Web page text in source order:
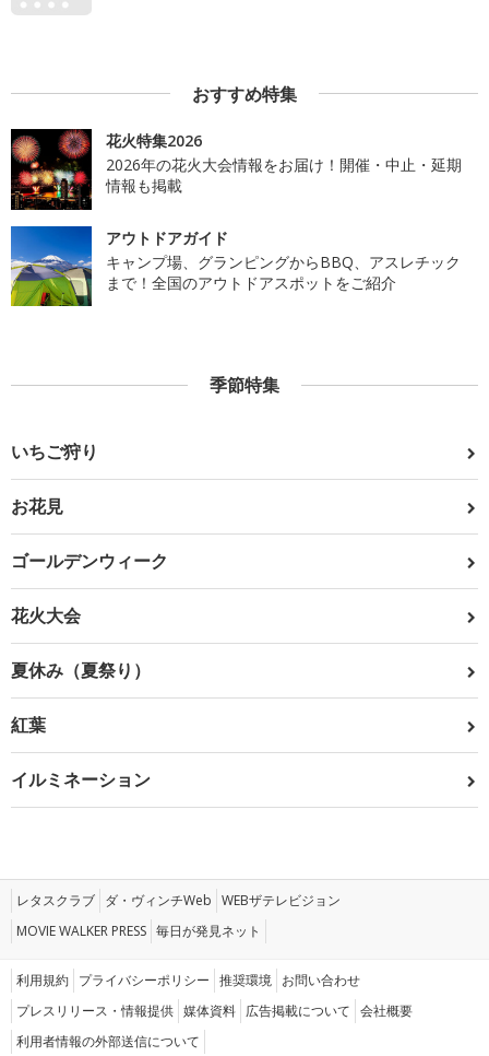
おすすめ特集
花火特集2026
2026年の花火大会情報をお届け！開催・中止・延期
情報も掲載
アウトドアガイド
キャンプ場、グランピングからBBQ、アスレチック
まで！全国のアウトドアスポットをご紹介
季節特集
いちご狩り
お花見
ゴールデンウィーク
花火大会
夏休み（夏祭り）
紅葉
イルミネーション
レタスクラブ ダ・ヴィンチWeb WEBザテレビジョン
MOVIE WALKER PRESS 毎日が発見ネット
利用規約 プライバシーポリシー 推奨環境 お問い合わせ
プレスリリース・情報提供 媒体資料 広告掲載について 会社概要
利用者情報の外部送信について